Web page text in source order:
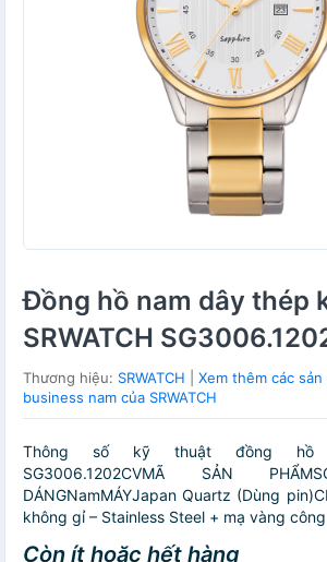
Đồng hồ nam dây thép
SRWATCH
Thương hiệu: SRWATCH
Xem thêm các
business nam của SRWATCH
Thông số kỹ thuật đồng hồ
SG3006.1202CVMÃ SẢN
DÁNGNamMÁYJapan Quartz (Dùng
không gỉ – Stainless Steel + mạ vàng
Còn ít hoặc hết hàng